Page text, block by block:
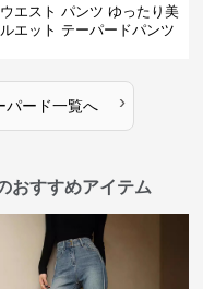
エスト パンツ ゆったり美
エット テーパードパンツ
パード一覧へ ›
おすすめアイテム